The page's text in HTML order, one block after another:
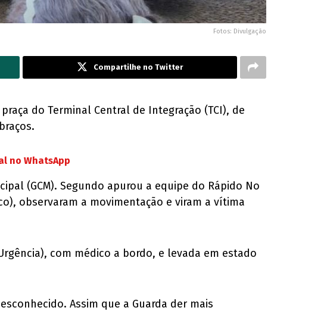
Fotos: Divulgação
Compartilhe no Twitter
do Terminal Central de Integração (TCI), de
no WhatsApp
(GCM). Segundo apurou a equipe do Rápido No
observaram a movimentação e viram a vítima
com médico a bordo, e levada em estado
Assim que a Guarda der mais